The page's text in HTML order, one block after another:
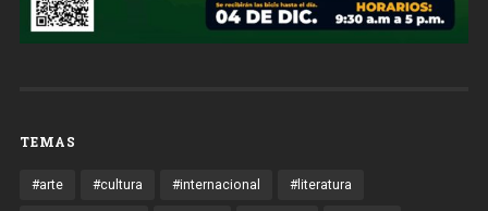
TEMAS
#arte #cultura #internacional #literatura